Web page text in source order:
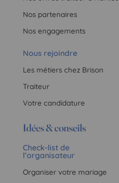
Nos partenaires
Nos engagements
Nous rejoindre
Les métiers chez Brison
Traiteur
Votre candidature
Idées & conseils
Check-list de
l’organisateur
Organiser votre mariage